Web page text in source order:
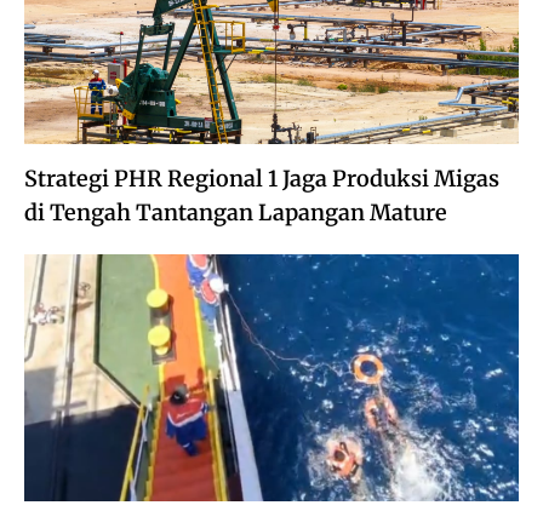
Strategi PHR Regional 1 Jaga Produksi Migas
di Tengah Tantangan Lapangan Mature